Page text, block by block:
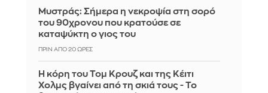
Mυστράς: Σήμερα η νεκροψία στη σορό
του 90χρονου που κρατούσε σε
καταψύκτη ο γιος του
ΠΡΙΝ ΑΠΌ 20 ΏΡΕΣ
Η κόρη του Τομ Κρουζ και της Κέιτι
Χολμς βγαίνει από τη σκιά τους - Το